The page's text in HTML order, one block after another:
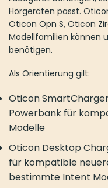
kompatible neuere
Intent Modelle
Oticon Charger 1.0:
Modelle wie More, Opn
CROS PX je nach
Prüfen Sie vor dem Kauf
Ihrer Hörgeräte.
zwischen MiniRITE R,
Modellgenerationen wichtig.
FAQ zu Oticon
Welcher Oticon